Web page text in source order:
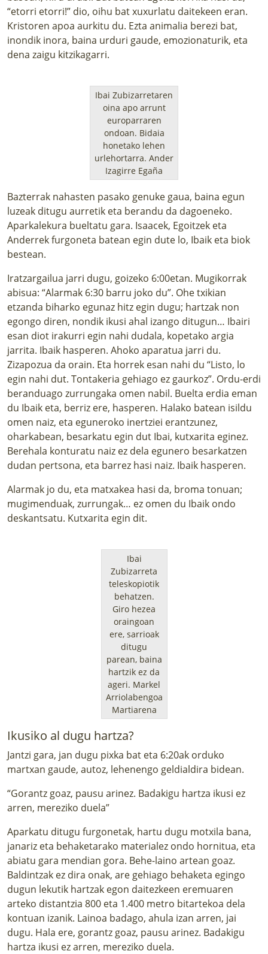
“etorri etorri!” dio, oihu bat xuxurlatu daitekeen eran.
Kristoren apoa aurkitu du. Ezta animalia berezi bat,
inondik inora, baina urduri gaude, emozionaturik, eta
dena zaigu kitzikagarri.
Ibai Zubizarretaren
oina apo arrunt
europarraren
ondoan. Bidaia
honetako lehen
urlehortarra. Ander
Izagirre Egaña
Bazterrak nahasten pasako genuke gaua, baina egun
luzeak ditugu aurretik eta berandu da dagoeneko.
Aparkalekura bueltatu gara. Isaacek, Egoitzek eta
Anderrek furgoneta batean egin dute lo, Ibaik eta biok
bestean.
Iratzargailua jarri dugu, goizeko 6:00etan. Mugikorrak
abisua: “Alarmak 6:30 barru joko du”. Ohe txikian
etzanda biharko egunaz hitz egin dugu; hartzak non
egongo diren, nondik ikusi ahal izango ditugun… Ibairi
esan diot irakurri egin nahi dudala, kopetako argia
jarrita. Ibaik hasperen. Ahoko aparatua jarri du.
Zizapozua da orain. Eta horrek esan nahi du “Listo, lo
egin nahi dut. Tontakeria gehiago ez gaurkoz”. Ordu-erdi
beranduago zurrungaka omen nabil. Buelta erdia eman
du Ibaik eta, berriz ere, hasperen. Halako batean isildu
omen naiz, eta eguneroko inertziei erantzunez,
oharkabean, besarkatu egin dut Ibai, kutxarita eginez.
Berehala konturatu naiz ez dela egunero besarkatzen
dudan pertsona, eta barrez hasi naiz. Ibaik hasperen.
Alarmak jo du, eta matxakea hasi da, broma tonuan;
mugimenduak, zurrungak… ez omen du Ibaik ondo
deskantsatu. Kutxarita egin dit.
Ibai
Zubizarreta
teleskopiotik
behatzen.
Giro hezea
oraingoan
ere, sarrioak
ditugu
parean, baina
hartzik ez da
ageri. Markel
Arriolabengoa
Martiarena
Ikusiko al dugu hartza?
Jantzi gara, jan dugu pixka bat eta 6:20ak orduko
martxan gaude, autoz, lehenengo geldialdira bidean.
“Gorantz goaz, pausu arinez. Badakigu hartza ikusi ez
arren, mereziko duela”
Aparkatu ditugu furgonetak, hartu dugu motxila bana,
janariz eta behaketarako materialez ondo hornitua, eta
abiatu gara mendian gora. Behe-laino artean goaz.
Baldintzak ez dira onak, are gehiago behaketa egingo
dugun lekutik hartzak egon daitezkeen eremuaren
arteko distantzia 800 eta 1.400 metro bitartekoa dela
kontuan izanik. Lainoa badago, ahula izan arren, jai
dugu. Hala ere, gorantz goaz, pausu arinez. Badakigu
hartza ikusi ez arren, mereziko duela.